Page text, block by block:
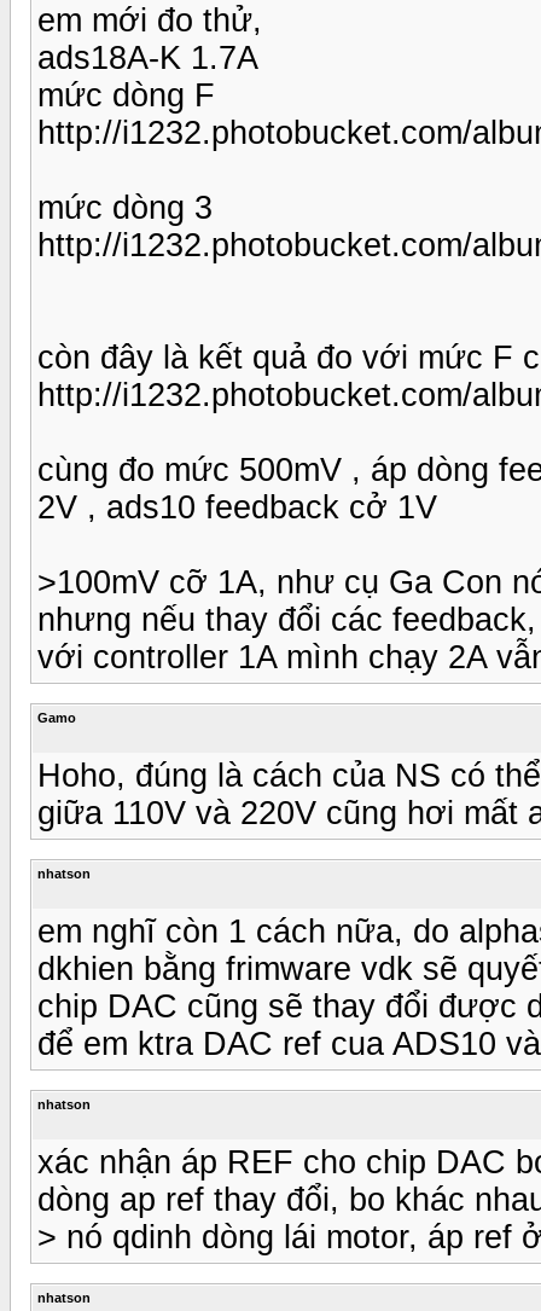
em mới đo thử,
ads18A-K 1.7A
mức dòng F
http://i1232.photobucket.com/
mức dòng 3
http://i1232.photobucket.com/
còn đây là kết quả đo với mức F
http://i1232.photobucket.com/
cùng đo mức 500mV , áp dòng
2V , ads10 feedback cở 1V
>100mV cỡ 1A, như cụ Ga Con
nhưng nếu thay đổi các
với controller 1A mình chạy 2A
Gamo
Hoho, đúng là cách của NS có
giữa 110V và 220V cũng hơi mất
nhatson
em nghĩ còn 1 cách nữa, do
dkhien bằng frimware vdk sẽ
chip DAC cũng sẽ thay đổi được
để em ktra DAC ref cua ADS10
nhatson
xác nhận áp REF cho chip DAC
dòng ap ref thay đổi, bo khác
> nó qdinh dòng lái motor, áp ref
nhatson